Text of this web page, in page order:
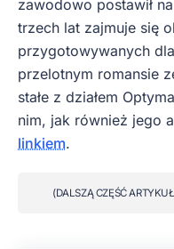
zawodowo postawił
trzech lat zajmuje się
przygotowywanych
przelotnym romansie
stałe z działem
nim, jak również jego
linkiem.
(DALSZĄ CZĘŚĆ